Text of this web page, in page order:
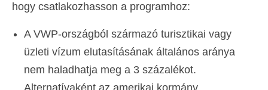
hogy csatlakozhasson a programhoz:
A VWP-országból származó turisztikai vagy
üzleti vízum elutasításának általános aránya
nem haladhatja meg a 3 százalékot.